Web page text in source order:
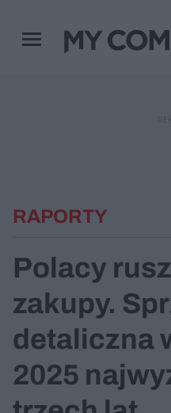
Menu główne
RAPORTY
Polacy
zakupy.
detaliczna
2025